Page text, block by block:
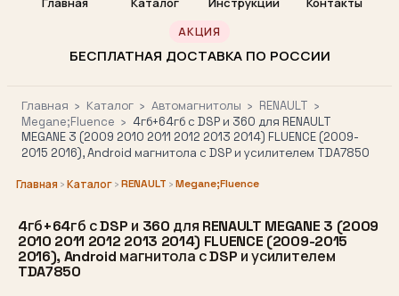
Главная Каталог Инструкции Контакты
АКЦИЯ
БЕСПЛАТНАЯ ДОСТАВКА ПО РОССИИ
Главная › Каталог › Автомагнитолы › RENAULT ›
Megane;Fluence › 4гб+64гб с DSP и 360 для RENAULT
MEGANE 3 (2009 2010 2011 2012 2013 2014) FLUENCE (2009-
2015 2016), Android магнитола с DSP и усилителем TDA7850
Главная ›Каталог›RENAULT ›Megane;Fluence
4гб+64гб с DSP и 360 для RENAULT MEGANE 3 (2009
2010 2011 2012 2013 2014) FLUENCE (2009-2015
2016), Android магнитола с DSP и усилителем
TDA7850